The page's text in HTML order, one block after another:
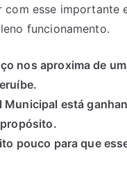
com esse importante
funcionamento.
nos aproxima de
Municipal está
pouco para que